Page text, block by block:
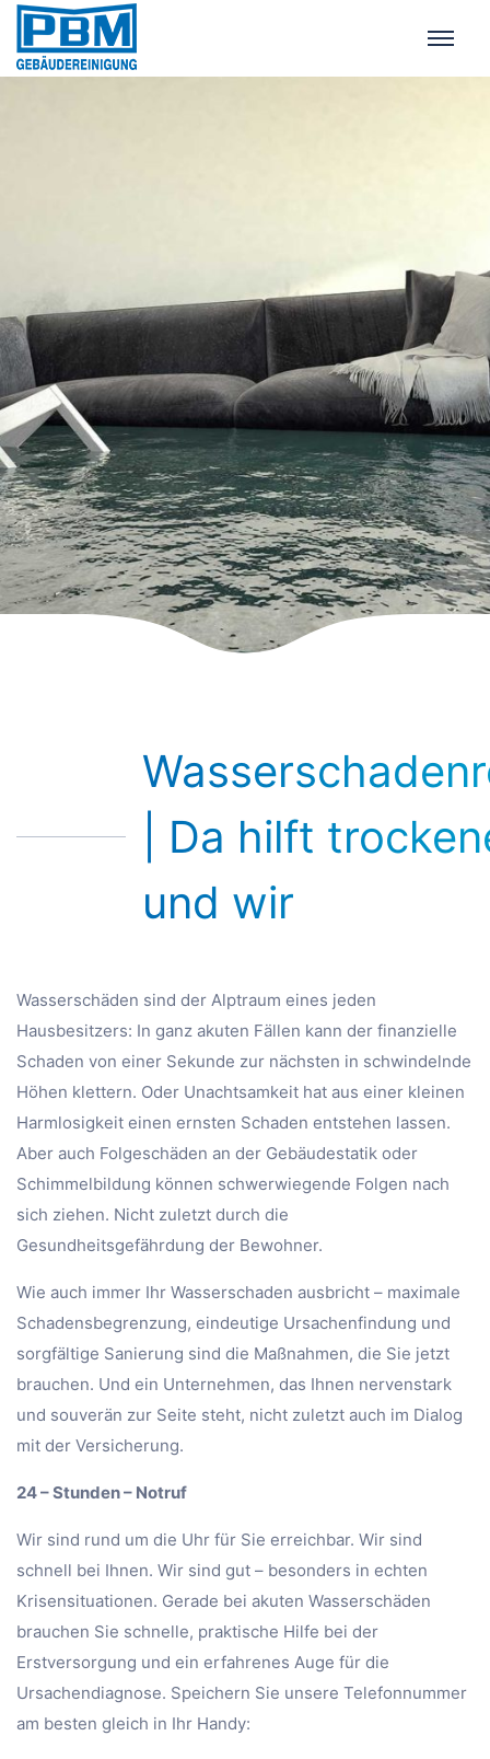
| Da hilft
und wir
Wasserschäden sind der Alptraum eines jeden
Hausbesitzers: In ganz akuten Fällen kann der finanzielle
Schaden von einer Sekunde zur nächsten in schwindelnde
Höhen klettern. Oder Unachtsamkeit hat aus einer kleinen
Harmlosigkeit einen ernsten Schaden entstehen lassen.
Aber auch Folgeschäden an der Gebäudestatik oder
Schimmelbildung können schwerwiegende Folgen nach
sich ziehen. Nicht zuletzt durch die
Gesundheitsgefährdung der Bewohner.
Wie auch immer Ihr Wasserschaden ausbricht – maximale
Schadensbegrenzung, eindeutige Ursachenfindung und
sorgfältige Sanierung sind die Maßnahmen, die Sie jetzt
brauchen. Und ein Unternehmen, das Ihnen nervenstark
und souverän zur Seite steht, nicht zuletzt auch im Dialog
mit der Versicherung.
24 – Stunden – Notruf
Wir sind rund um die Uhr für Sie erreichbar. Wir sind
schnell bei Ihnen. Wir sind gut – besonders in echten
Krisensituationen. Gerade bei akuten Wasserschäden
brauchen Sie schnelle, praktische Hilfe bei der
Erstversorgung und ein erfahrenes Auge für die
Ursachendiagnose. Speichern Sie unsere Telefonnummer
am besten gleich in Ihr Handy: